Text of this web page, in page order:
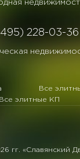
228-03-36
Все
Все элитные КП
гг. «Славянский